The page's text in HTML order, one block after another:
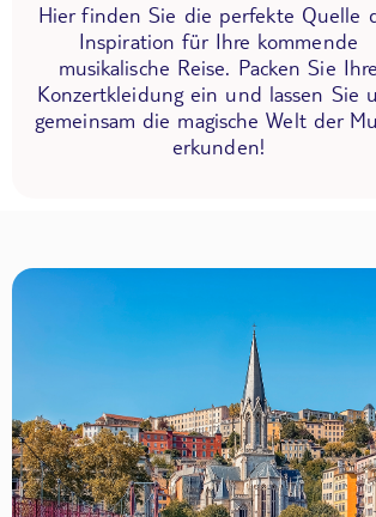
Hier finden Sie die perfekte Quelle
Inspiration für Ihre kommende
musikalische Reise. Packen Sie Ihre
Konzertkleidung ein und lassen Sie
gemeinsam die magische Welt der
erkunden!